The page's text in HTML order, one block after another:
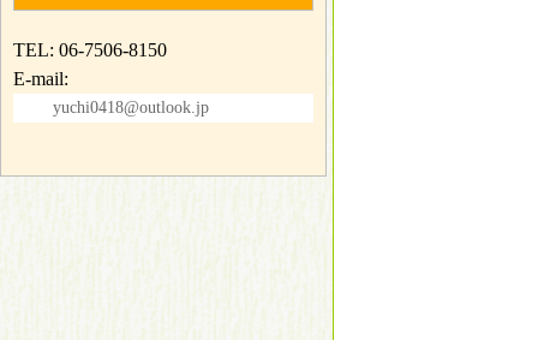
TEL: 06-7506-8150
E-mail:
yuchi0418@outlook.jp